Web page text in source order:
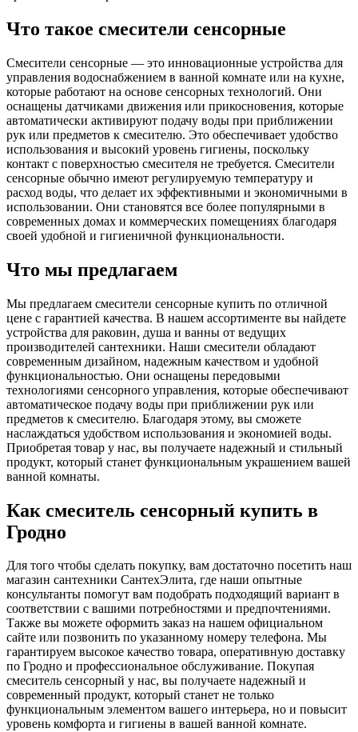
Что такое смесители сенсорные
Смесители сенсорные — это инновационные устройства для
управления водоснабжением в ванной комнате или на кухне,
которые работают на основе сенсорных технологий. Они
оснащены датчиками движения или прикосновения, которые
автоматически активируют подачу воды при приближении
рук или предметов к смесителю. Это обеспечивает удобство
использования и высокий уровень гигиены, поскольку
контакт с поверхностью смесителя не требуется. Смесители
сенсорные обычно имеют регулируемую температуру и
расход воды, что делает их эффективными и экономичными в
использовании. Они становятся все более популярными в
современных домах и коммерческих помещениях благодаря
своей удобной и гигиеничной функциональности.
Что мы предлагаем
Мы предлагаем смесители сенсорные купить по отличной
цене с гарантией качества. В нашем ассортименте вы найдете
устройства для раковин, душа и ванны от ведущих
производителей сантехники. Наши смесители обладают
современным дизайном, надежным качеством и удобной
функциональностью. Они оснащены передовыми
технологиями сенсорного управления, которые обеспечивают
автоматическое подачу воды при приближении рук или
предметов к смесителю. Благодаря этому, вы сможете
наслаждаться удобством использования и экономией воды.
Приобретая товар у нас, вы получаете надежный и стильный
продукт, который станет функциональным украшением вашей
ванной комнаты.
Как смеситель сенсорный купить в
Гродно
Для того чтобы сделать покупку, вам достаточно посетить наш
магазин сантехники СантехЭлита, где наши опытные
консультанты помогут вам подобрать подходящий вариант в
соответствии с вашими потребностями и предпочтениями.
Также вы можете оформить заказ на нашем официальном
сайте или позвонить по указанному номеру телефона. Мы
гарантируем высокое качество товара, оперативную доставку
по Гродно и профессиональное обслуживание. Покупая
смеситель сенсорный у нас, вы получаете надежный и
современный продукт, который станет не только
функциональным элементом вашего интерьера, но и повысит
уровень комфорта и гигиены в вашей ванной комнате.